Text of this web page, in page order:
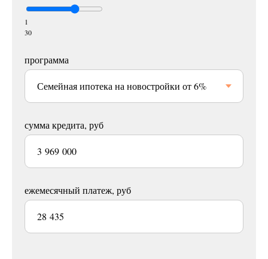
1
30
программа
сумма кредита, руб
ежемесячный платеж, руб